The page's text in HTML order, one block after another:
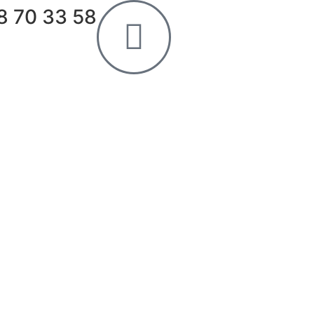
70 33 58